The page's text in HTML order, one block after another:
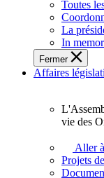
représentent
sein
de
l'Assemblée
législative
l'Ontario.
Toutes
La
In
Fermer
Affaires
L'Assemblée
adopte
vie des
Aller
Projets